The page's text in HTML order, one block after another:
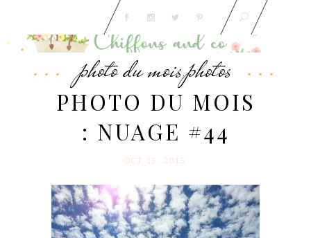
photo du mois,photos
PHOTO DU MOIS
: NUAGE #44
OCT 15. 2015